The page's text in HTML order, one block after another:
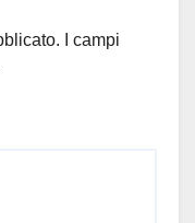
I campi